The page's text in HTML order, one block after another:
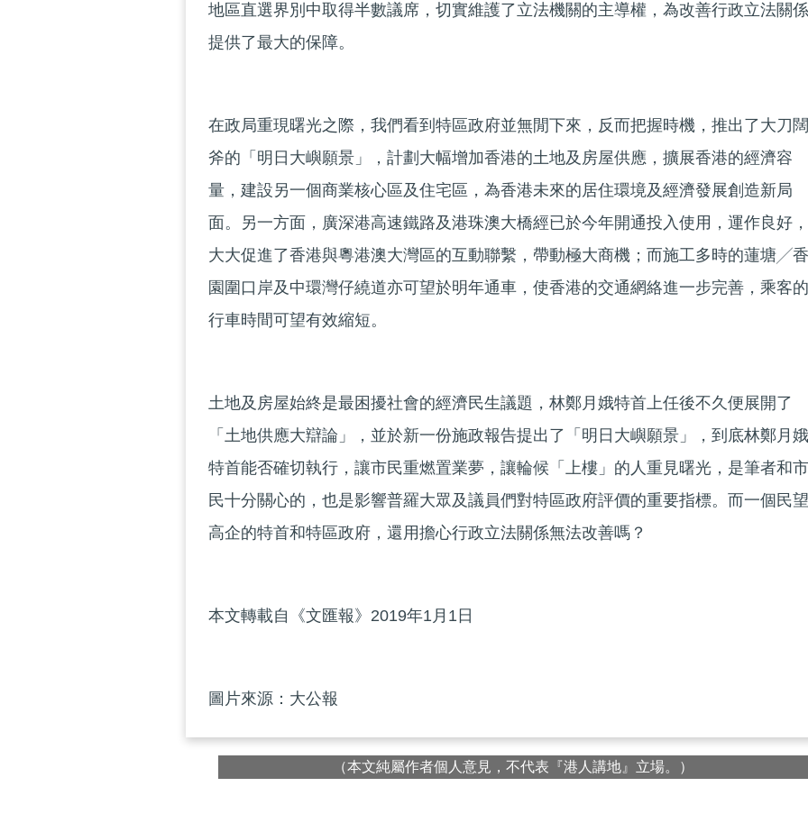
地區直選界別中取得半數議席，切實維護了立法機關的主導權，為改善行政立法關係
提供了最大的保障。
在政局重現曙光之際，我們看到特區政府並無閒下來，反而把握時機，推出了大刀闊
斧的「明日大嶼願景」，計劃大幅增加香港的土地及房屋供應，擴展香港的經濟容
量，建設另一個商業核心區及住宅區，為香港未來的居住環境及經濟發展創造新局
面。另一方面，廣深港高速鐵路及港珠澳大橋經已於今年開通投入使用，運作良好，
大大促進了香港與粵港澳大灣區的互動聯繫，帶動極大商機；而施工多時的蓮塘╱香
園圍口岸及中環灣仔繞道亦可望於明年通車，使香港的交通網絡進一步完善，乘客的
行車時間可望有效縮短。
土地及房屋始終是最困擾社會的經濟民生議題，林鄭月娥特首上任後不久便展開了
「土地供應大辯論」，並於新一份施政報告提出了「明日大嶼願景」，到底林鄭月娥
特首能否確切執行，讓市民重燃置業夢，讓輪候「上樓」的人重見曙光，是筆者和市
民十分關心的，也是影響普羅大眾及議員們對特區政府評價的重要指標。而一個民望
高企的特首和特區政府，還用擔心行政立法關係無法改善嗎？
本文轉載自《文匯報》2019年1月1日
圖片來源：大公報
（本文純屬作者個人意見，不代表『港人講地』立場。）